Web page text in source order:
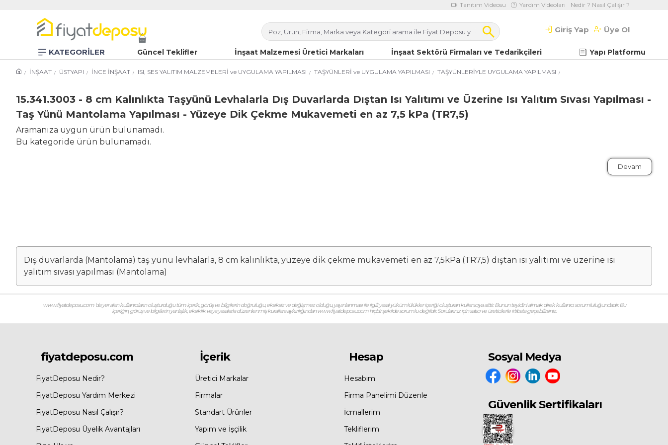
Tanıtım Videosu Yardım Videoları Nedir ? Nasıl Çalışır ?
Giriş Yap Üye Ol
KATEGORİLER Güncel Teklifler İnşaat Malzemesi Üretici Markaları İnşaat Sektörü Firmaları ve Tedarikçileri Yapı Platformu
İNŞAAT ÜSTYAPI İNCE İNŞAAT ISI, SES YALITIM MALZEMELERİ ve UYGULAMA YAPILMASI TAŞYÜNLERİ ve UYGULAMA YAPILMASI TAŞYÜNLERİYLE UYGULAMA YAPILMASI
15.341.3003 - 8 cm Kalınlıkta Taşyünü Levhalarla Dış Duvarlarda Dıştan Isı Yalıtımı ve Üzerine Isı Yalıtım Sıvası Yapılması -
Taş Yünü Mantolama Yapılması - Yüzeye Dik Çekme Mukavemeti en az 7,5 kPa (TR7,5)
Aramanıza uygun ürün bulunamadı.
Bu kategoride ürün bulunamadı.
Devam
Dış duvarlarda (Mantolama) taş yünü levhalarla, 8 cm kalınlıkta, yüzeye dik çekme mukavemeti en az 7,5kPa (TR7,5) dıştan ısı yalıtımı ve üzerine ısı
yalıtım sıvası yapılması (Mantolama)
www.fiyatdeposu.com ‘da yer alan kullanıcıların oluşturduğu tüm içerik, görüş ve bilgilerin doğruluğu, eksiksiz ve değişmez olduğu, yayınlanması ile ilgili yasal yükümlülükler içeriği oluşturan kullanıcıya aittir. Bunun teyidini almak direk kullanıcı sorumluluğundadır. Bu
içeriğin, görüş ve bilgilerin yanlışlık, eksiklik veya yasalarla düzenlenmiş kurallara aykırılığından www.fiyatdeposu.com hiçbir şekilde sorumlu değildir. Sorularınız için satıcı ve üreticilerle irtibata geçebilirsiniz.
fiyatdeposu.com
FiyatDeposu Nedir?
FiyatDeposu Yardım Merkezi
FiyatDeposu Nasıl Çalışır?
FiyatDeposu Üyelik Avantajları
İçerik
Üretici Markalar
Firmalar
Standart Ürünler
Yapım ve İşçilik
Hesap
Hesabım
Firma Panelimi Düzenle
İcmallerim
Tekliflerim
Sosyal Medya
Güvenlik Sertifikaları